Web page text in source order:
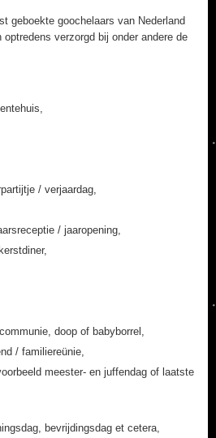
geboekte goochelaars van Nederland
verzorgd bij onder andere de
/ verjaardag,
/ jaaropening,
doop of babyborrel,
/ familiereünie,
meester- en juffendag of laatste
bevrijdingsdag et cetera,